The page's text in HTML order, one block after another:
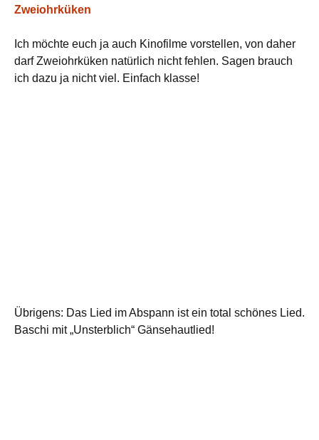
Zweiohrküken
Ich möchte euch ja auch Kinofilme vorstellen, von daher
darf Zweiohrküken natürlich nicht fehlen. Sagen brauch
ich dazu ja nicht viel. Einfach klasse!
Übrigens: Das Lied im Abspann ist ein total schönes Lied.
Baschi mit „Unsterblich“ Gänsehautlied!